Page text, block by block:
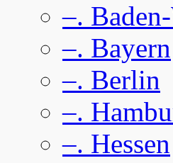
–.
–. Bayern
–. Berlin
–.
–. Hessen